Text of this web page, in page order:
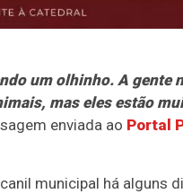
um olhinho. A gente
mas eles estão
enviada ao Portal
municipal há alguns